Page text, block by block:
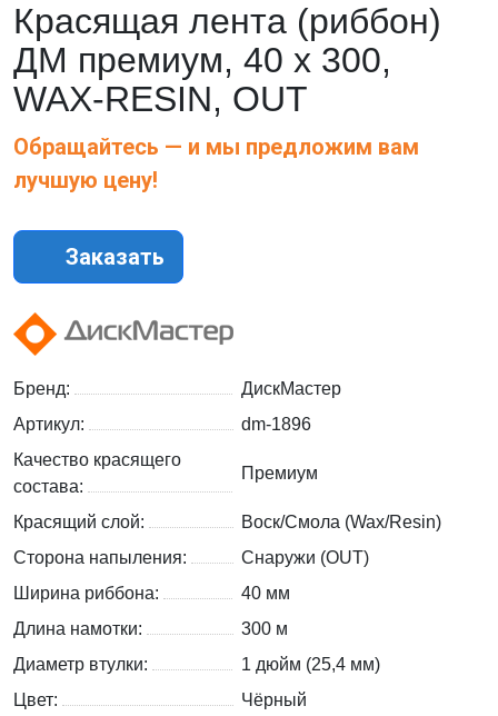
Красящая лента (риббон)
ДМ премиум, 40 х 300,
WAX-RESIN, OUT
Обращайтесь — и мы предложим вам
лучшую цену!
Заказать
Бренд:
ДискМастер
Артикул:
dm-1896
Качество красящего
состава:
Премиум
Красящий слой:
Воск/Смола (Wax/Resin)
Сторона напыления:
Снаружи (OUT)
Ширина риббона:
40 мм
Длина намотки:
300 м
Диаметр втулки:
1 дюйм (25,4 мм)
Цвет:
Чёрный